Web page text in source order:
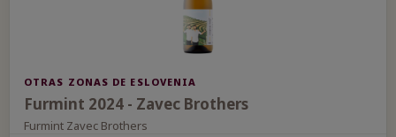
OTRAS ZONAS DE ESLOVENIA
Furmint 2024 - Zavec Brothers
Furmint Zavec Brothers